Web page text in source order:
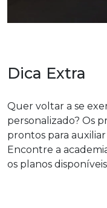
Dica Extra
Quer voltar a se
personalizado? Os
prontos para
Encontre a
os planos